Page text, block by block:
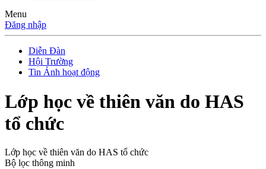
Menu
Đăng nhập
Diễn Đàn
Hội Trường
Tin Ảnh hoạt động
Lớp học về thiên văn do HAS
tổ chức
Lớp học về thiên văn do HAS tổ chức
Bộ lọc thông minh